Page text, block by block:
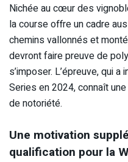
Nichée au cœur des
la course offre un cadre
chemins vallonnés et
devront faire preuve de
s’imposer. L’épreuve, qui
Series en 2024, connaît
de notoriété.
Une motivation
qualification pour la